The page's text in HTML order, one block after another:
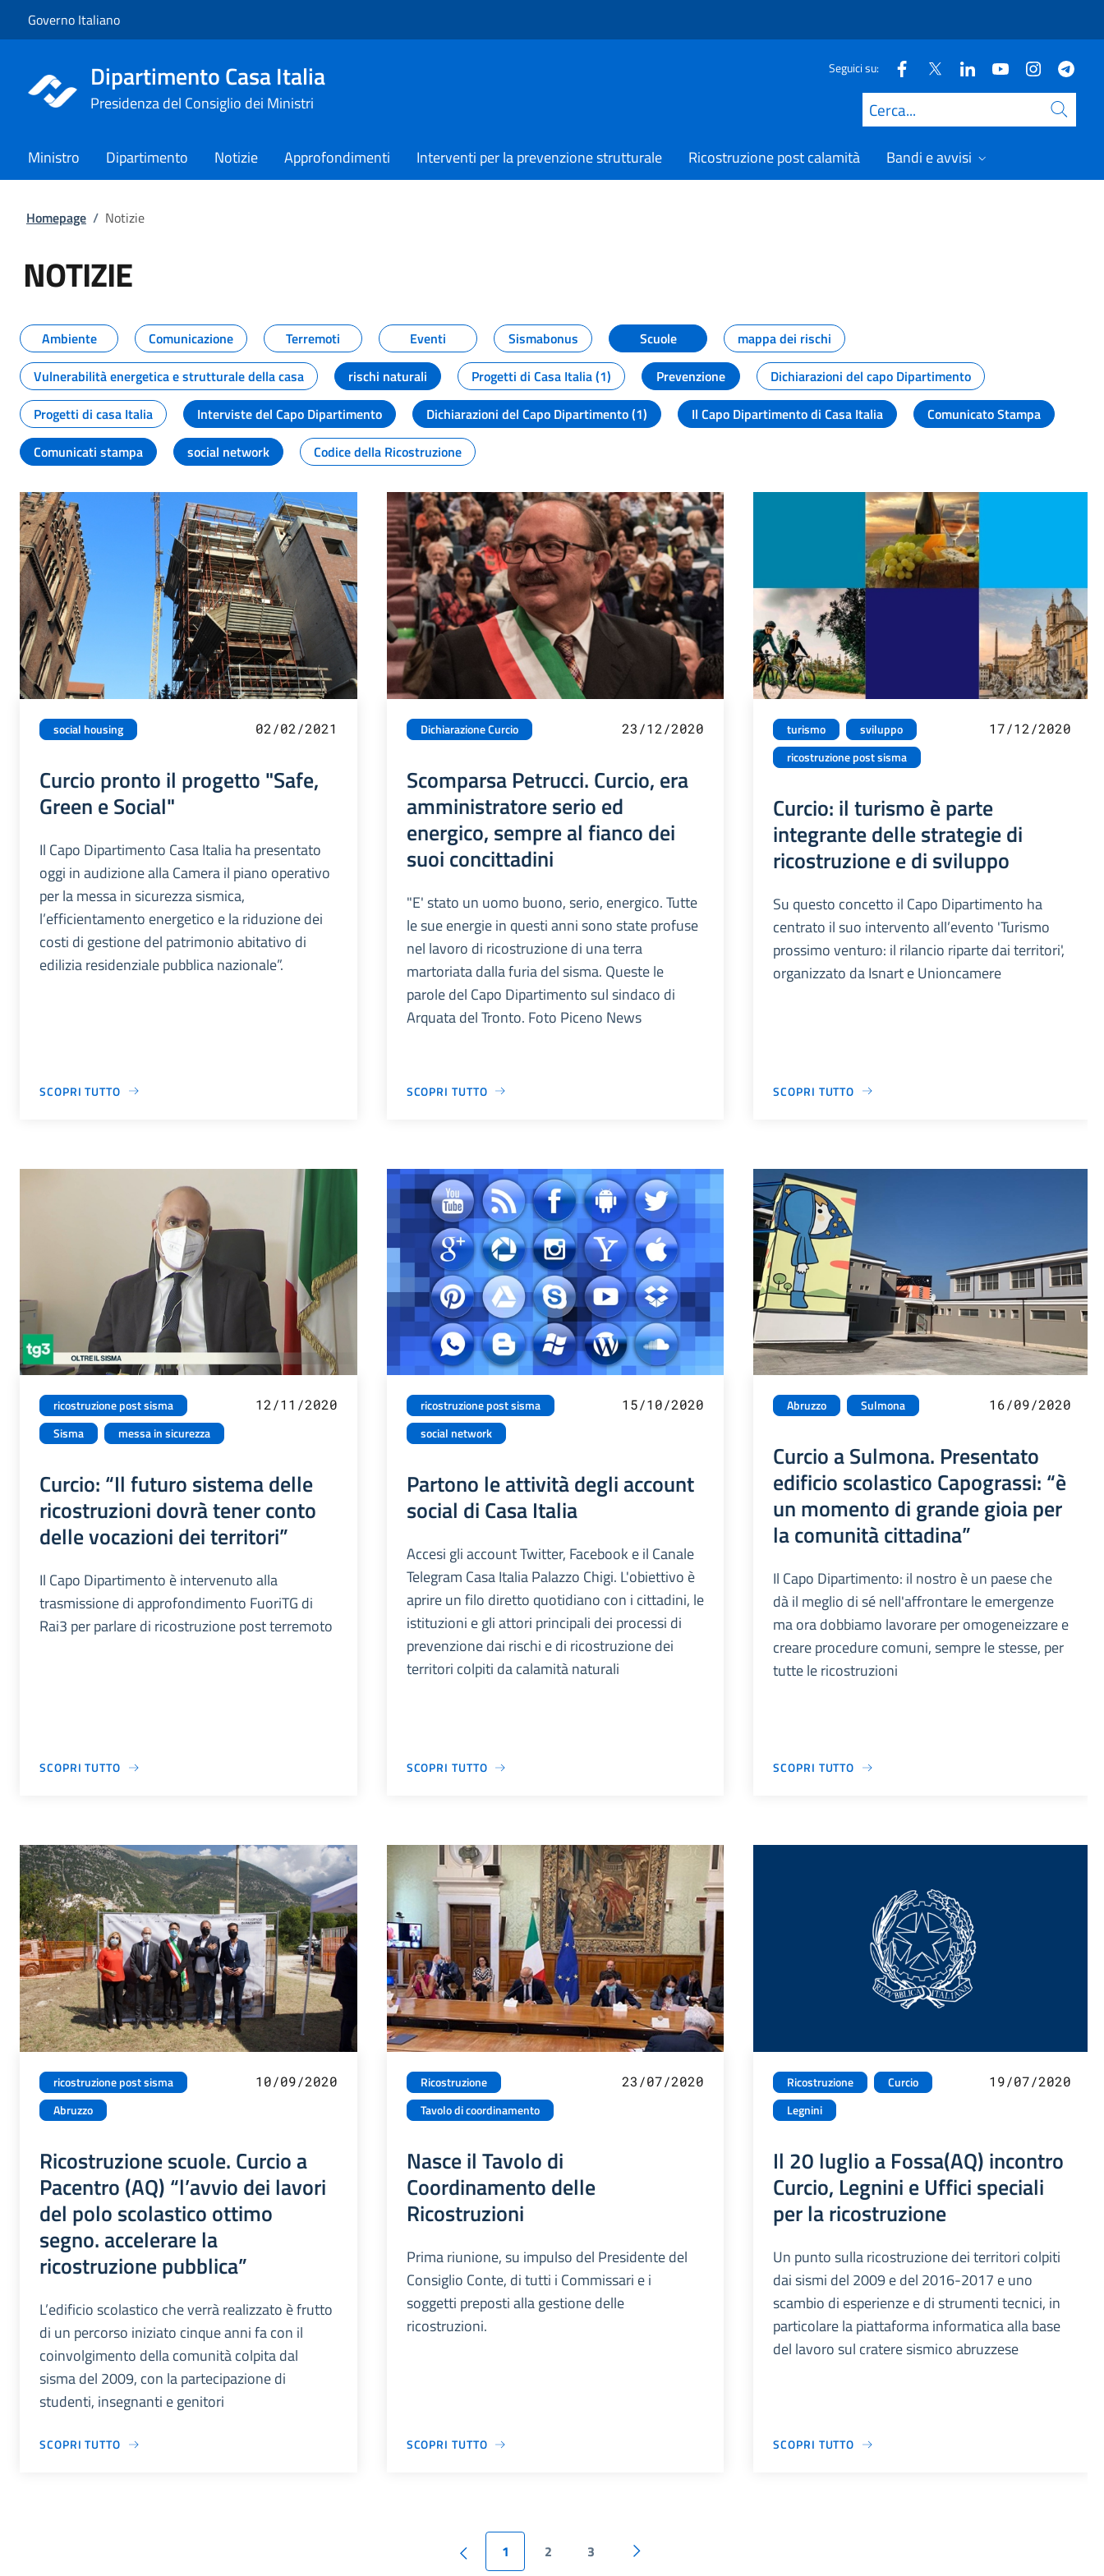
Governo Italiano
Dipartimento Casa Italia
Presidenza del Consiglio dei Ministri
Seguici su:
Cerca
Ministro Dipartimento Notizie Approfondimenti Interventi per la prevenzione strutturale Ricostruzione post calamità Bandi e avvisi
Homepage / Notizie
NOTIZIE
Tutti i contenuti della pagina NOTIZIE
Ambiente Comunicazione Terremoti Eventi Sismabonus Scuole
mappa dei rischi
Vulnerabilità energetica e strutturale della casa
rischi naturali Progetti di Casa Italia (1) Prevenzione
Dichiarazioni del capo Dipartimento
Progetti di casa Italia
Interviste del Capo Dipartimento Dichiarazioni del Capo Dipartimento (1) Il Capo Dipartimento di Casa Italia
Comunicato Stampa
Comunicati stampa
social network Codice della Ricostruzione
social housing 02/02/2021
Curcio pronto il progetto "Safe,
Green e Social"
Il Capo Dipartimento Casa Italia ha presentato
oggi in audizione alla Camera il piano operativo
per la messa in sicurezza sismica,
l’efficientamento energetico e la riduzione dei
costi di gestione del patrimonio abitativo di
edilizia residenziale pubblica nazionale”.
SCOPRI TUTTO
Dichiarazione Curcio 23/12/2020
Scomparsa Petrucci. Curcio, era
amministratore serio ed
energico, sempre al fianco dei
suoi concittadini
"E' stato un uomo buono, serio, energico. Tutte
le sue energie in questi anni sono state profuse
nel lavoro di ricostruzione di una terra
martoriata dalla furia del sisma. Queste le
parole del Capo Dipartimento sul sindaco di
Arquata del Tronto. Foto Piceno News
SCOPRI TUTTO
turismo
sviluppo
ricostruzione post sisma
17/12/2020
Curcio: il turismo è parte
integrante delle strategie di
ricostruzione e di sviluppo
Su questo concetto il Capo Dipartimento ha
centrato il suo intervento all’evento 'Turismo
prossimo venturo: il rilancio riparte dai territori',
organizzato da Isnart e Unioncamere
SCOPRI TUTTO
ricostruzione post sisma
Sisma
messa in sicurezza
12/11/2020
Curcio: “Il futuro sistema delle
ricostruzioni dovrà tener conto
delle vocazioni dei territori”
Il Capo Dipartimento è intervenuto alla
trasmissione di approfondimento FuoriTG di
Rai3 per parlare di ricostruzione post terremoto
SCOPRI TUTTO
ricostruzione post sisma
social network
15/10/2020
Partono le attività degli account
social di Casa Italia
Accesi gli account Twitter, Facebook e il Canale
Telegram Casa Italia Palazzo Chigi. L'obiettivo è
aprire un filo diretto quotidiano con i cittadini, le
istituzioni e gli attori principali dei processi di
prevenzione dai rischi e di ricostruzione dei
territori colpiti da calamità naturali
SCOPRI TUTTO
Abruzzo Sulmona 16/09/2020
Curcio a Sulmona. Presentato
edificio scolastico Capograssi: “è
un momento di grande gioia per
la comunità cittadina”
Il Capo Dipartimento: il nostro è un paese che
dà il meglio di sé nell'affrontare le emergenze
ma ora dobbiamo lavorare per omogeneizzare e
creare procedure comuni, sempre le stesse, per
tutte le ricostruzioni
SCOPRI TUTTO
ricostruzione post sisma
Abruzzo
10/09/2020
Ricostruzione scuole. Curcio a
Pacentro (AQ) “l’avvio dei lavori
del polo scolastico ottimo
segno. accelerare la
ricostruzione pubblica”
L’edificio scolastico che verrà realizzato è frutto
di un percorso iniziato cinque anni fa con il
coinvolgimento della comunità colpita dal
sisma del 2009, con la partecipazione di
studenti, insegnanti e genitori
SCOPRI TUTTO
Ricostruzione
Tavolo di coordinamento
23/07/2020
Nasce il Tavolo di
Coordinamento delle
Ricostruzioni
Prima riunione, su impulso del Presidente del
Consiglio Conte, di tutti i Commissari e i
soggetti preposti alla gestione delle
ricostruzioni.
SCOPRI TUTTO
Ricostruzione
Curcio
Legnini
19/07/2020
Il 20 luglio a Fossa(AQ) incontro
Curcio, Legnini e Uffici speciali
per la ricostruzione
Un punto sulla ricostruzione dei territori colpiti
dai sismi del 2009 e del 2016-2017 e uno
scambio di esperienze e di strumenti tecnici, in
particolare la piattaforma informatica alla base
del lavoro sul cratere sismico abruzzese
SCOPRI TUTTO
1 2 3